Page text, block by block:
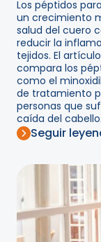
Los péptidos
un crecimiento
salud del cuero
reducir la
tejidos. El
compara los
como el
de tratamiento
personas que
caída del
Seguir